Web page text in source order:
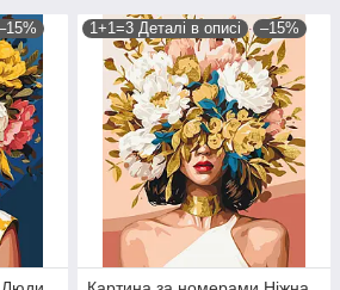
1+1=3 Деталі в описі –15%